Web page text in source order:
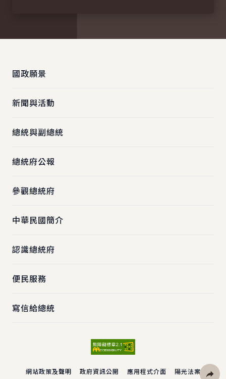
國政願景
新聞與活動
總統與副總統
總統府公報
參觀總統府
中華民國簡介
認識總統府
便民服務
寫信給總統
網站政策及聲明 政府資訊公開 應用程式介面
陽光法案